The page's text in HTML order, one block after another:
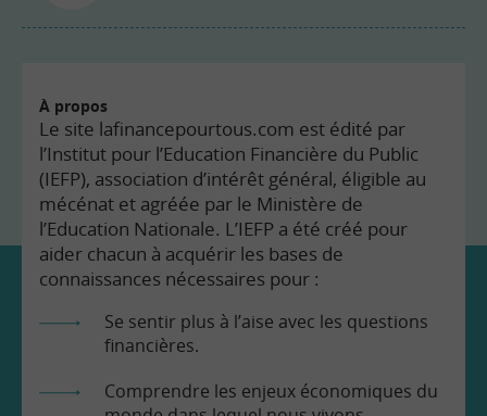
À propos
Le site lafinancepourtous.com est édité par
l’Institut pour l’Education Financière du Public
(IEFP), association d’intérêt général, éligible au
mécénat et agréée par le Ministère de
l’Education Nationale. L’IEFP a été créé pour
aider chacun à acquérir les bases de
connaissances nécessaires pour :
Se sentir plus à l’aise avec les questions
financières.
Comprendre les enjeux économiques du